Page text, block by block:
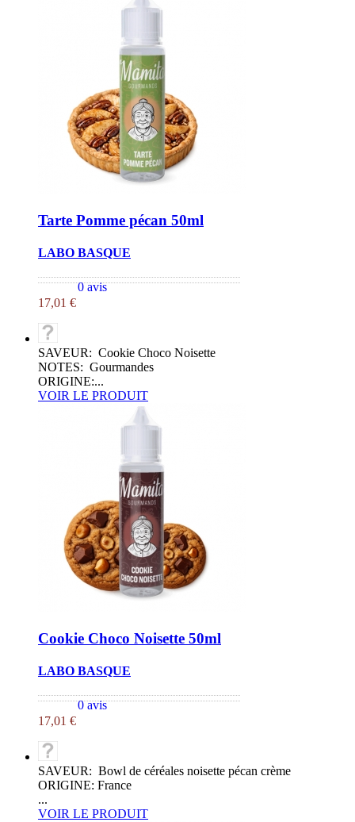
Tarte Pomme pécan 50ml
LABO BASQUE
0 avis
17,01 €
SAVEUR: Cookie Choco Noisette
NOTES: Gourmandes
ORIGINE:...
VOIR LE PRODUIT
Cookie Choco Noisette 50ml
LABO BASQUE
0 avis
17,01 €
SAVEUR: Bowl de céréales noisette pécan crème
ORIGINE: France
...
VOIR LE PRODUIT